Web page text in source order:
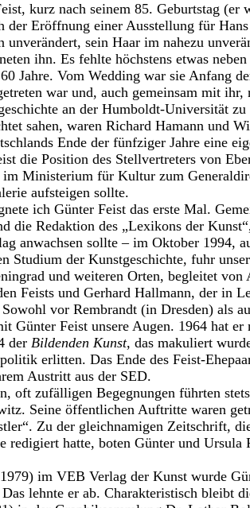
kurz nach seinem 85. Geburtstag (er
der Eröffnung einer Ausstellung für
sein Haar im nahezu
ihn. Es fehlte höchstens etwas
Jahre. Vom Wedding war sie Anfang
war und, auch gemeinsam mit ihr,
an der Humboldt-Universität
sahen, waren Richard Hamann und
Ende der fünfziger Jahre eine
die Position des Stellvertreters von
Ministerium für Kultur zum
aufsteigen sollte.
ich Günter Feist das erste Mal.
die Redaktion des „Lexikons der
anwachsen sollte – im Oktober 1994,
Studium der Kunstgeschichte, fuhr
und weiteren Orten, begleitet von
Feists und Gerhard Hallmann, der in
vor Rembrandt (in Dresden) als
Günter Feist unsere Augen. 1964 hat
der Bildenden Kunst, das makuliert
erlitten. Das Ende des Feist-
Austritt aus der SED.
oft zufälligen Begegnungen führten
Seine öffentlichen Auftritte waren
Zu der gleichnamigen Zeitschrift,
redigiert hatte, boten Günter und Ursula
im VEB Verlag der Kunst wurde
lehnte er ab. Charakteristisch bleibt